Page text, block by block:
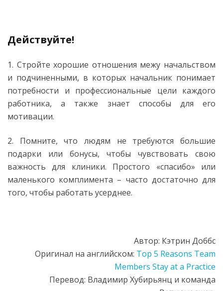
Действуйте!
1. Стройте хорошие отношения межу начальством
и подчиненными, в которых начальник понимает
потребности и профессиональные цели каждого
работника, а также знает способы для его
мотивации.
2. Помните, что людям не требуются большие
подарки или бонусы, чтобы чувствовать свою
важность для клиники. Простого «спасибо» или
маленького комплимента – часто достаточно для
того, чтобы работать усерднее.
Автор: Кэтрин Доббс
Оригинал на английском: Top 5 Reasons Team
Members Stay at a Practice
Перевод: Владимир Хубирьянц и команда